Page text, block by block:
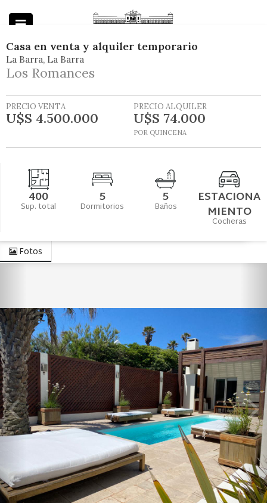
Casa en venta y alquiler temporario
La Barra La Barra
Los Romances
PRECIO VENTA
U$S 4.500.000
PRECIO ALQUILER
U$S 74.000
POR QUINCENA
400
Sup. total 5
Dormitorios 5
Baños ESTACIONA
MIENTO
Cocheras
Fotos